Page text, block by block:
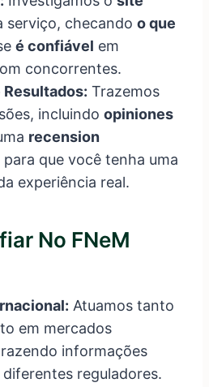
serviço, checando o que
é confiável em
concorrentes.
Trazemos
incluindo opiniones
recension
que você tenha uma
experiência real.
No FNeM
Atuamos tanto
em mercados
informações
reguladores.